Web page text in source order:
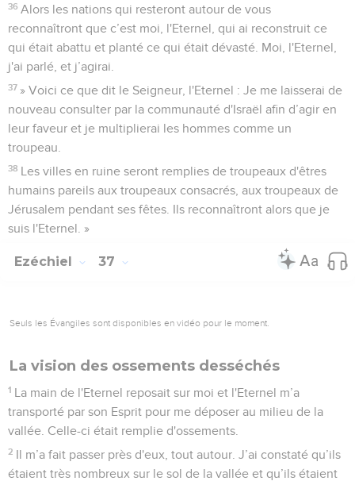
36 Alors les nations qui resteront autour de vous
reconnaîtront que c’est moi, l'Eternel, qui ai reconstruit ce
qui était abattu et planté ce qui était dévasté. Moi, l'Eternel,
j'ai parlé, et j’agirai.
37 » Voici ce que dit le Seigneur, l'Eternel : Je me laisserai de
nouveau consulter par la communauté d'Israël afin d’agir en
leur faveur et je multiplierai les hommes comme un
troupeau.
38 Les villes en ruine seront remplies de troupeaux d'êtres
humains pareils aux troupeaux consacrés, aux troupeaux de
Jérusalem pendant ses fêtes. Ils reconnaîtront alors que je
suis l'Eternel. »
Ezéchiel 37
Seuls les Évangiles sont disponibles en vidéo pour le moment.
La vision des ossements desséchés
1 La main de l'Eternel reposait sur moi et l'Eternel m’a
transporté par son Esprit pour me déposer au milieu de la
vallée. Celle-ci était remplie d'ossements.
2 Il m’a fait passer près d'eux, tout autour. J’ai constaté qu’ils
étaient très nombreux sur le sol de la vallée et qu’ils étaient